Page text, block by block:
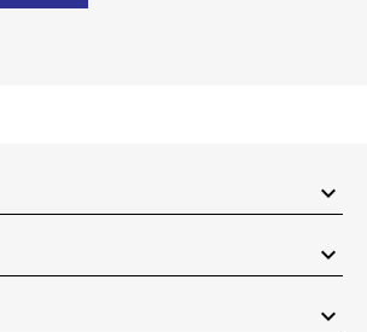
keyboard_arrow_down
keyboard_arrow_down
keyboard_arrow_down